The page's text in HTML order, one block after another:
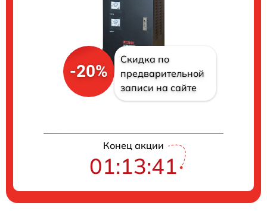
-20%
Скидка по
предварительной
записи на сайте
Конец акции
01:13:41